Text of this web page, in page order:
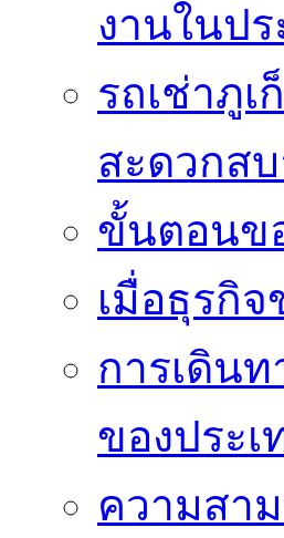
งานในปร
รถเช่าภู
สะดวกส
ขั้นตอนข
เมื่อธุรกิจ
การเดิน
ของประเ
ความสา